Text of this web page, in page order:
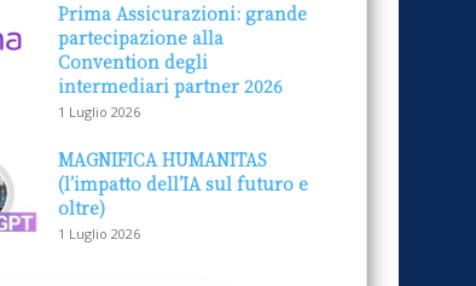
Prima Assicurazioni: grande
partecipazione alla
Convention degli
intermediari partner 2026
1 Luglio 2026
MAGNIFICA HUMANITAS
(l’impatto dell’IA sul futuro e
oltre)
1 Luglio 2026